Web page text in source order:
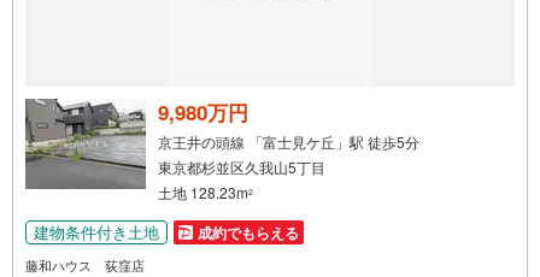
9,980万円
京王井の頭線 「富士見ケ丘」駅 徒歩5分
東京都杉並区久我山5丁目
土地 128.23m2
建物条件付き土地 成約でもらえる
藤和ハウス 荻窪店